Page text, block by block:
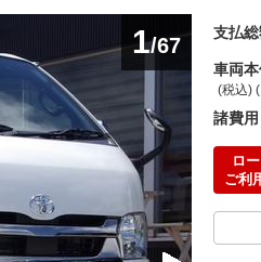
1/67
支払
車両
(税込)
諸費用
ロ
ご利